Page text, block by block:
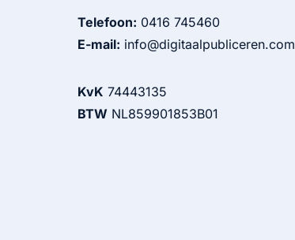
Telefoon: 0416 745460
E-mail: info@digitaalpubliceren.com
KvK 74443135
BTW NL859901853B01